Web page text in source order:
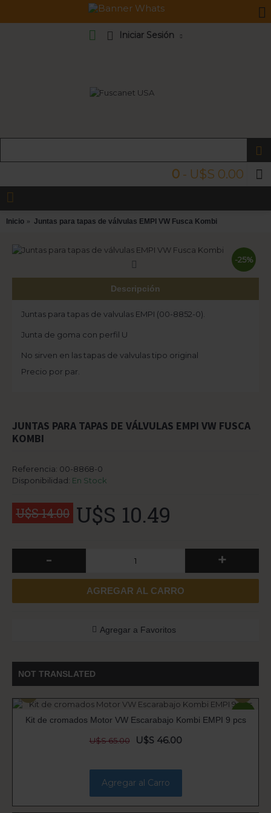
Iniciar Sesión
0 - U$S 0.00
Inicio Juntas para tapas de válvulas EMPI VW Fusca Kombi
-25%
Descripción
Juntas para tapas de valvulas EMPI (00-8852-0).
Junta de goma con perfil U
No sirven en las tapas de valvulas tipo original
Precio por par.
JUNTAS PARA TAPAS DE VÁLVULAS EMPI VW FUSCA
KOMBI
Referencia: 00-8868-0
Disponibilidad: En Stock
U$S 14.00 U$S 10.49
- +
AGREGAR AL CARRO
Agregar a Favoritos
NOT TRANSLATED
Kit de cromados Motor VW Escarabajo Kombi EMPI 9 pcs
U$S 65.00 U$S 46.00
Agregar al Carro